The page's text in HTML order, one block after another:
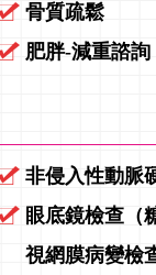
骨質疏鬆
肥胖-減重諮詢
非侵入性動脈
眼底鏡檢查（
視網膜病變檢